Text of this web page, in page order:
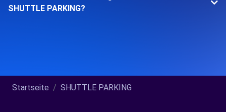
SHUTTLE PARKING?
Startseite SHUTTLE PARKING